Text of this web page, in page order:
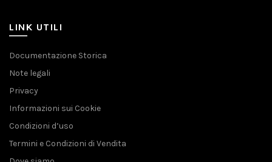
LINK UTILI
Documentazione Storica
Note legali
Privacy
Informazioni sui Cookie
Condizioni d’uso
Termini e Condizioni di Vendita